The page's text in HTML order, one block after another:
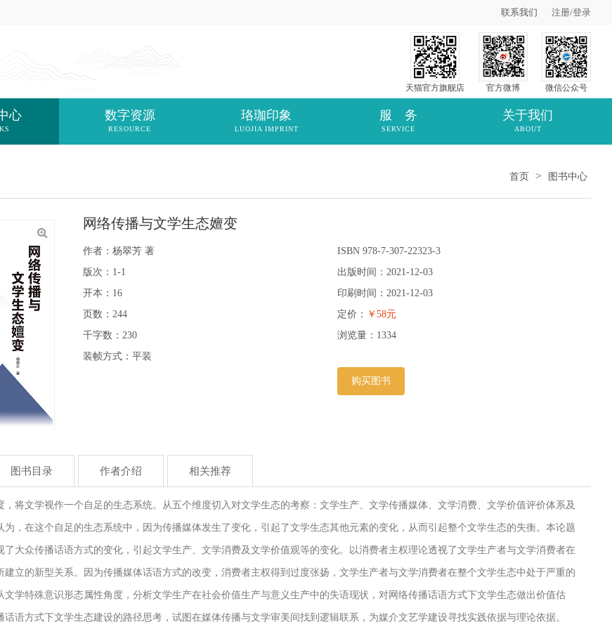
联系我们 注册/登录
天猫官方旗舰店 官方微博 微信公众号
心 数字资源
RESOURCE
珞珈印象
LUOJIA IMPRINT
服 务
SERVICE
关于我们
ABOUT
首页 > 图书中心
网络传播与文学生态嬗变
作者：杨翠芳 著
版次：1-1
开本：16
页数：244
千字数：230
装帧方式：平装
ISBN 978-7-307-22323-3
出版时间：2021-12-03
印刷时间：2021-12-03
定价： ￥58元
浏览量： 1334
购买图书
图书目录 作者介绍 相关推荐
，将文学视作一个自足的生态系统。从五个维度切入对文学生态的考察：文学生产、文学传播媒体、文学消费、文学价值评价体系及
为，在这个自足的生态系统中，因为传播媒体发生了变化，引起了文学生态其他元素的变化，从而引起整个文学生态的失衡。本论题
了大众传播话语方式的变化，引起文学生产、文学消费及文学价值观等的变化。以消费者主权理论透视了文学生产者与文学消费者在
建立的新型关系。因为传播媒体话语方式的改变，消费者主权得到过度张扬，文学生产者与文学消费者在整个文学生态中处于严重的
文学特殊意识形态属性角度，分析文学生产在社会价值生产与意义生产中的失语现状，对网络传播话语方式下文学生态做出价值估
话语方式下文学生态建设的路径思考，试图在媒体传播与文学审美间找到逻辑联系，为媒介文艺学建设寻找实践依据与理论依据。